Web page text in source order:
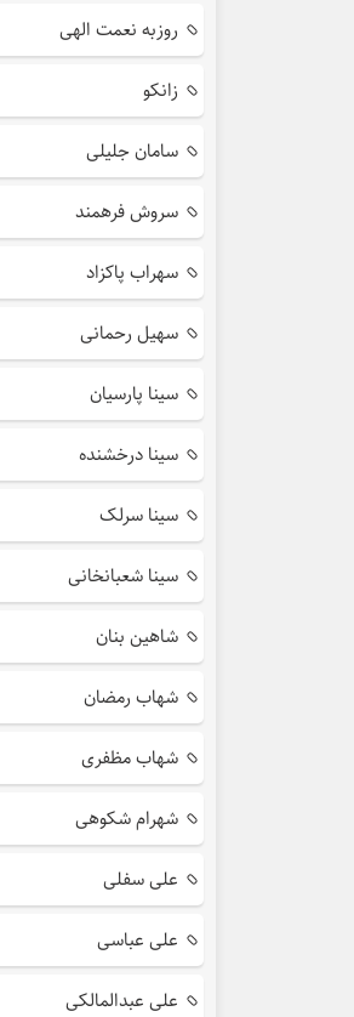
روزبه نعمت الهی
زانکو
سامان جلیلی
سروش فرهمند
سهراب پاکزاد
سهیل رحمانی
سینا پارسیان
سینا درخشنده
سینا سرلک
سینا شعبانخانی
شاهین بنان
شهاب رمضان
شهاب مظفری
شهرام شکوهی
علی سفلی
علی عباسی
علی عبدالمالکی